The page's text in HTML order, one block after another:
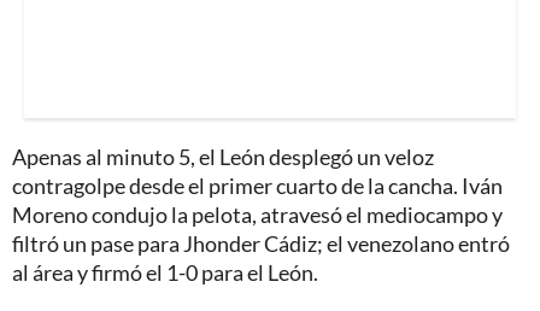
Apenas al minuto 5, el León desplegó un veloz
contragolpe desde el primer cuarto de la cancha. Iván
Moreno condujo la pelota, atravesó el mediocampo y
filtró un pase para Jhonder Cádiz; el venezolano entró
al área y firmó el 1-0 para el León.